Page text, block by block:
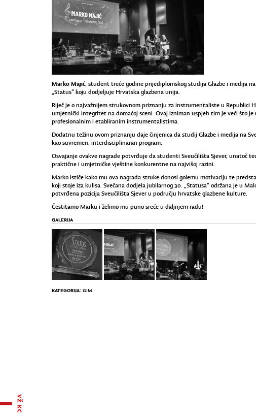
​Marko Majić, student treće godine prijediplomskog studija Glazbe i medija
„Status“ koju dodjeljuje Hrvatska glazbena unija.
Riječ je o najvažnijem strukovnom priznanju za instrumentaliste u Republici
umjetnički integritet na domaćoj sceni. Ovaj izniman uspjeh tim je veći što
profesionalnim i etabliranim instrumentalistima.
Dodatnu težinu ovom priznanju daje činjenica da studij Glazbe i medija na
kao suvremen, interdisciplinaran program.
Osvajanje ovakve nagrade potvrđuje da studenti Sveučilišta Sjever, unatoč
praktične i umjetničke vještine konkurentne na najvišoj razini.
Marko ističe kako mu ova nagrada struke donosi golemu motivaciju te
koji stoje iza kulisa. Svečana dodjela jubilarnog 30. „Statusa“ održana je u
potvrđena pozicija Sveučilišta Sjever u području hrvatske glazbene kulture.
Čestitamo Marku i želimo mu puno sreće u daljnjem radu!
GALERIJA
KATEGORIJA: GIM